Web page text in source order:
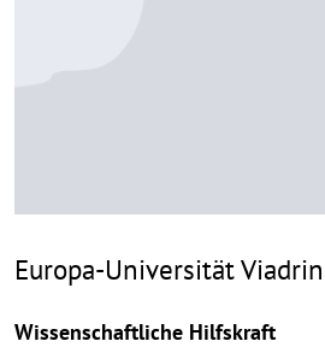
Europa-Universität
Wissenschaftliche Hilfskraft